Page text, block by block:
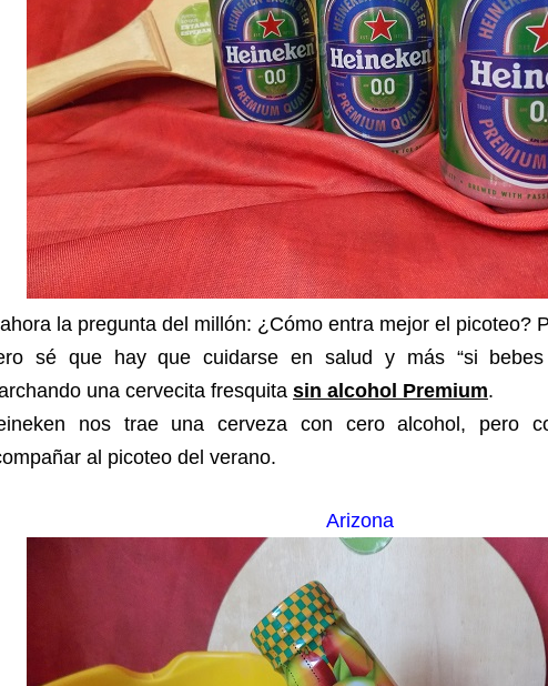
la pregunta del millón: ¿Cómo entra mejor el picoteo?
sé que hay que cuidarse en salud y más “si bebes
una cervecita fresquita sin alcohol Premium.
nos trae una cerveza con cero alcohol, pero
al picoteo del verano.
Arizona